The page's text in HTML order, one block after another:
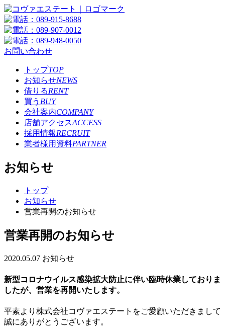
お問い合わせ
トップTOP
お知らせNEWS
借りるRENT
買う BUY
会社案内COMPANY
店舗アクセスACCESS
採用情報RECRUIT
業者様用資料PARTNER
お知らせ
トップ
お知らせ
営業再開のお知らせ
営業再開のお知らせ
2020.05.07 お知らせ
新型コロナウイルス感染拡大防止に伴い臨時休業しておりま
したが、営業を再開いたします。
平素より株式会社コヴァエステートをご愛顧いただきまして
誠にありがとうございます。